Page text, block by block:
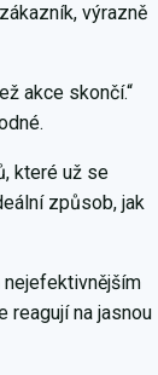
výrazně
akce skončí.“
které už se
způsob, jak
reagují na jasnou